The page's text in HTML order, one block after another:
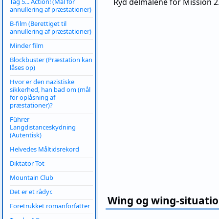
Wing og wing-
annullering af præstationer)
B-film (Berettiget til
annullering af præstationer)
Minder film
Blockbuster (Præstation kan
låses op)
Hvor er den nazistiske
sikkerhed, han bad om (mål
for oplåsning af
præstationer)?
Führer
Langdistanceskydning
(Autentisk)
Helvedes Måltidsrekord
Diktator Tot
Mountain Club
Det er et rådyr.
Foretrukket romanforfatter